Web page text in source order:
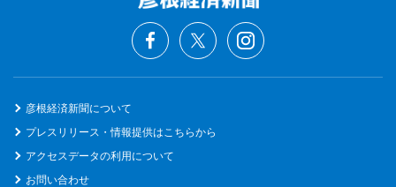
彦根経済新聞について
プレスリリース・情報提供はこちらから
アクセスデータの利用について
お問い合わせ